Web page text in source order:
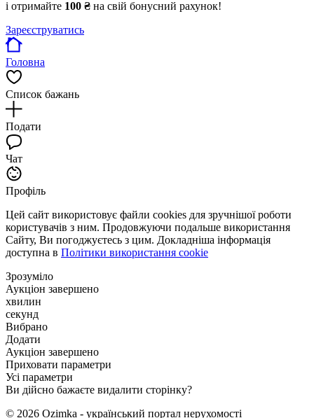
і отримайте 100 ₴ на свій бонусний рахунок!
Зареєструватись
Головна
Список бажань
Подати
Чат
Профіль
Цей сайт використовує файли cookies для зручнішої роботи
користувачів з ним. Продовжуючи подальше використання
Сайту, Ви погоджуєтесь з цим. Докладніша інформація
доступна в Політики використання cookie
Зрозуміло
Аукціон завершено
хвилин
секунд
Вибрано
Додати
Аукціон завершено
Приховати параметри
Усі параметри
Ви дійсно бажаєте видалити сторінку?
© 2026 Ozimka - український портал нерухомості